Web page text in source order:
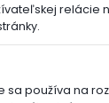
relácie
sa používa na